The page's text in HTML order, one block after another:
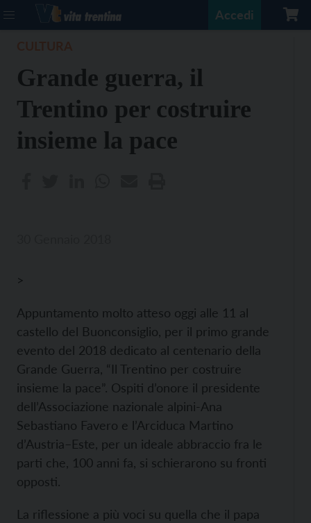
Accedi
Grande guerra, il
Trentino per costruire
insieme la pace
>
Appuntamento molto atteso oggi alle 11 al
castello del Buonconsiglio, per il primo grande
evento del 2018 dedicato al centenario della
Grande Guerra, “Il Trentino per costruire
insieme la pace”. Ospiti d’onore il presidente
dell’Associazione nazionale alpini-Ana
Sebastiano Favero e l’Arciduca Martino
d’Austria–Este, per un ideale abbraccio fra le
parti che, 100 anni fa, si schierarono su fronti
opposti.
La riflessione a più voci su quella che il papa